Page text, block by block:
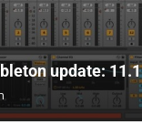
update: 11.1